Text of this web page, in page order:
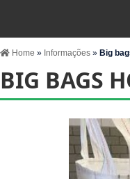
Home » Informações » Big
BIG BAGS